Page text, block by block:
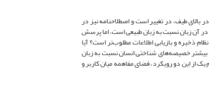
طیف، در تغییر است و اصطلاحنامه نیز در
در آن زبان نسبت به زبان طبیعی است، اما پرسش
ذخیره و بازیابی اطلاعات مطلوب‌تر است؟ آیا
بیشتر خصیصه‌های شناختی انسان نسبت به زبان
از این دو رویکرد، فضای مفاهمه میان کاربر و